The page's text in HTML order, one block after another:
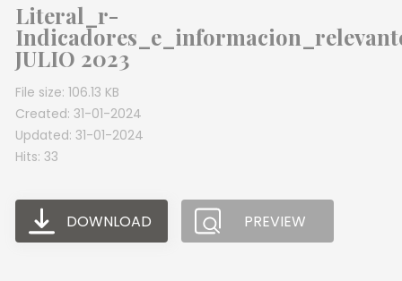
Literal_r-
JULIO 2023
File size: 106.13 KB
Created: 31-01-2024
Updated: 31-01-2024
Hits: 33
DOWNLOAD PREVIEW